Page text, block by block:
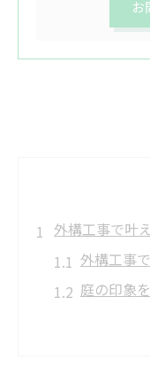
お
外構工事で叶
外構工事
庭の印象
外構工事